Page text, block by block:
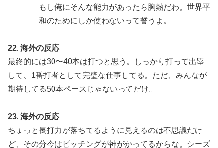
もし俺にそんな能力があったら胸熱だわ。世界平
和のためにしか使わないって誓うよ。
22. 海外の反応
最終的には30〜40本は打つと思う。しっかり打って出塁
して、1番打者として完璧な仕事してる。ただ、みんなが
期待してる50本ペースじゃないってだけ。
23. 海外の反応
ちょっと長打力が落ちてるように見えるのは不思議だけ
ど、その分今はピッチングが神がかってるからな。シーズ